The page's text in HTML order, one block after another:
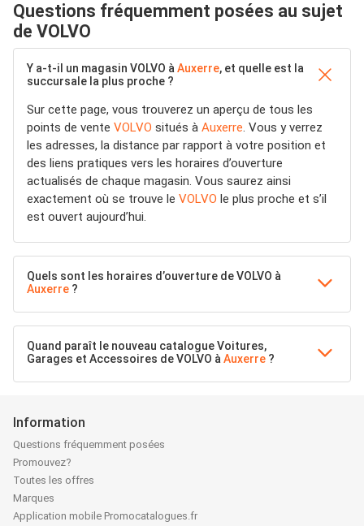
Questions fréquemment posées au sujet
de VOLVO
Y a-t-il un magasin VOLVO àAuxerre, et quelle est la
succursale la plus proche ?
Sur cette page, vous trouverez un aperçu de tous les
points de vente VOLVO situés à Auxerre. Vous y verrez
les adresses, la distance par rapport à votre position et
des liens pratiques vers les horaires d’ouverture
actualisés de chaque magasin. Vous saurez ainsi
exactement où se trouve le VOLVO le plus proche et s’il
est ouvert aujourd’hui.
Quels sont les horaires d’ouverture de VOLVO à
Auxerre ?
Quand paraît le nouveau catalogue Voitures,
Garages et Accessoires de VOLVO àAuxerre ?
Information
Questions fréquemment posées
Promouvez?
Toutes les offres
Marques
Application mobile Promocatalogues.fr